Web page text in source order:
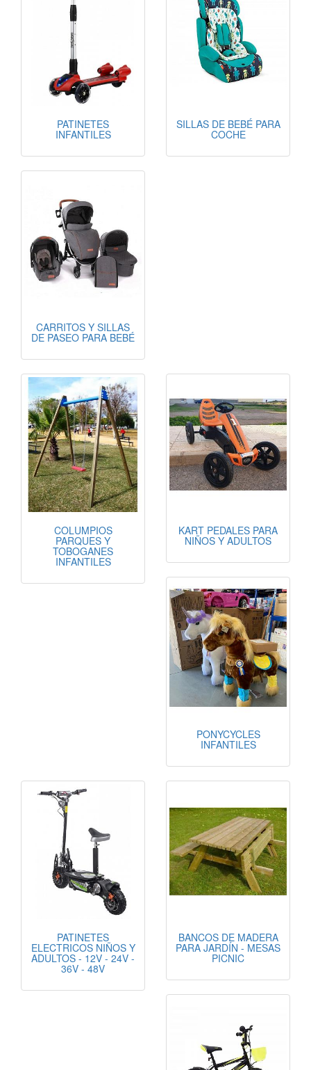
PATINETES
INFANTILES
SILLAS DE BEBÉ PARA
COCHE
CARRITOS Y SILLAS
DE PASEO PARA BEBÉ
COLUMPIOS
PARQUES Y
TOBOGANES
INFANTILES
KART PEDALES PARA
NIÑOS Y ADULTOS
PONYCYCLES
INFANTILES
PATINETES
ELECTRICOS NIÑOS Y
ADULTOS - 12V - 24V -
36V - 48V
BANCOS DE MADERA
PARA JARDÍN - MESAS
PICNIC